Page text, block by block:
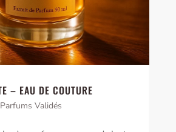
– EAU DE COUTURE
Parfums Validés